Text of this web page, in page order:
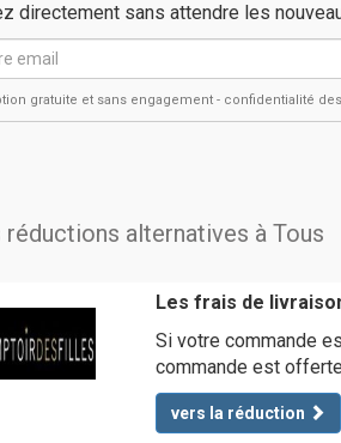
directement sans attendre les
gratuite et sans engagement - confidentialité
réductions alternatives à Tous
Les frais de
Si votre commande
commande est offerte
vers la réduction